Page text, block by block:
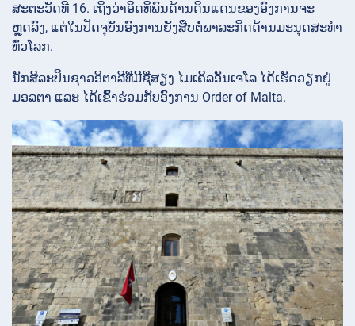
ສະຕະວັດທີ 16. ເຖິງວ່າອິດທິພົນດ້ານດິນແດນຂອງອົງການຈະ
ຫຼຸດລົງ, ແຕ່ໃນປັດຈຸບັນອົງການຍັງສືບຕໍ່ພາລະກິດດ້ານມະນຸດສະທຳ
ທົ່ວໂລກ.
ນັກສິລະປິນຊາວອິຕາລີທີ່ມີຊື່ສຽງ ໄມເຄິລອັນເຈໂລ ໄດ້ເຮັດວຽກຢູ່
ມອລຕາ ແລະ ໄດ້ເຂົ້າຮ່ວມກັບອົງການ Order of Malta.